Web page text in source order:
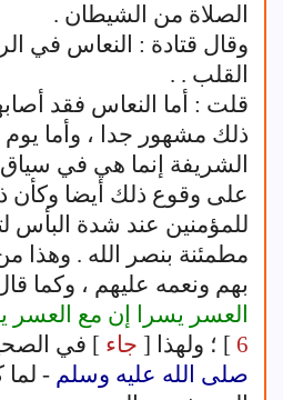
الصلاة من الشيطان .
وقال قتادة : النعاس في
القلب . .
قلت : أما النعاس فقد
ذلك مشهور جدا ، وأما يوم
الشريفة إنما هي في
على وقوع ذلك أيضا وكأن
للمؤمنين عند شدة البأس
مطمئنة بنصر الله . وهذا
بهم ونعمه عليهم ، وكما
العسر يسرا إن مع العسر
6 ] ؛ ولهذا [ جاء ] في
صلى الله عليه وسلم -